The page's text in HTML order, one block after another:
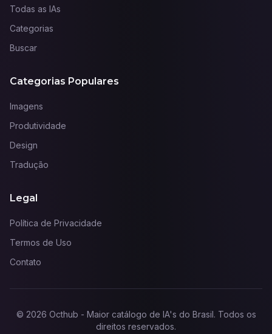
Todas as IAs
Categorias
Buscar
Categorias Populares
Imagens
Produtividade
Design
Tradução
Legal
Política de Privacidade
Termos de Uso
Contato
© 2026 Octhub - Maior catálogo de IA's do Brasil. Todos os
direitos reservados.